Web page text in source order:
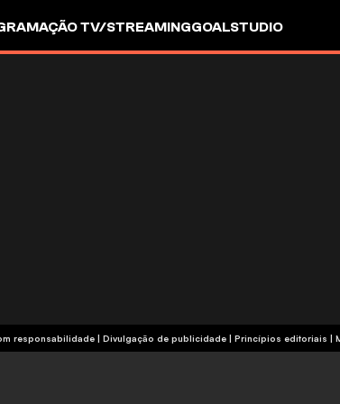
TV/STREAMINGGOALSTUDIO
com responsabilidade | Divulgação de publicidade | Princípios editoriais |